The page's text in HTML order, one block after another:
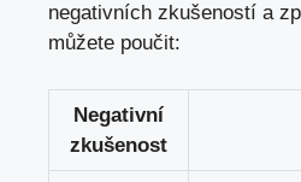
negativních zkušeností a
můžete poučit:
Negativní
zkušenost